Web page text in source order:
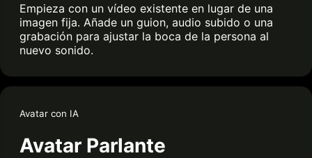
Empieza con un vídeo existente en lugar de una
imagen fija. Añade un guion, audio subido o una
grabación para ajustar la boca de la persona al
nuevo sonido.
Avatar con IA
Avatar Parlante